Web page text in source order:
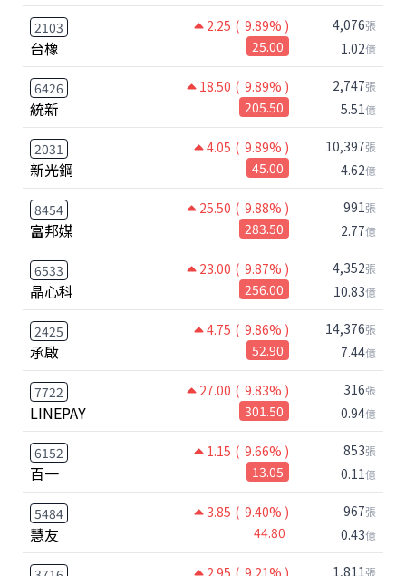
2103 2.25 ( 9.89% )
台橡 25.00
4,076張
1.02億
6426 18.50 ( 9.89% )
統新 205.50
2,747張
5.51億
2031 4.05 ( 9.89% )
新光鋼 45.00
10,397張
4.62億
8454 25.50 ( 9.88% )
富邦媒 283.50
991張
2.77億
6533 23.00 ( 9.87% )
晶心科 256.00
4,352張
10.83億
2425 4.75 ( 9.86% )
承啟 52.90
14,376張
7.44億
7722 27.00 ( 9.83% )
LINEPAY 301.50
316張
0.94億
6152 1.15 ( 9.66% )
百一 13.05
853張
0.11億
5484 3.85 ( 9.40% )
慧友 44.80
967張
0.43億
1,811張